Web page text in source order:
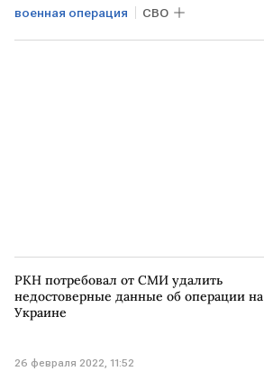
военная операция СВО
РКН потребовал от СМИ удалить
недостоверные данные об операции на
Украине
26 февраля 2022, 11:52